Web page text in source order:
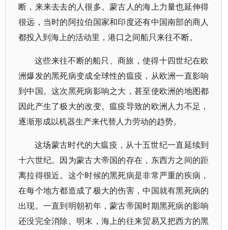
断，来来去去的人很多。蒙古人的海上力量也延伸得
很远，当时的阿拉伯国家和印度还有中国南部的商人
都投入到海上的活动里，港口之间船只来往不断。
这些来往不断的船只、商旅，使得十四世纪在欧
洲爆发的黑死病变成全球性的瘟疫，从欧洲一直影响
到中国。这次黑死病影响之大，甚至使欧洲的地图都
因此产生了极大的改变。瘟疫导致的欧洲人力不足，
逐渐形成以机器生产来代替人力劳动的趋势。
这场蒙古时代的大瘟疫，从十五世纪一直延续到
十六世纪。因为蒙古大帝国的存在，东西方之间的距
离拉得很近。这个时候的黑死病是非常严重的疾病，
在每个地方都造成了极大的伤害，中国就有黑死病的
出现。一直到明朝初年，蒙古帝国时期黑死病的影响
还没完全消除。明末，海上的往来贸易又把西方的黑